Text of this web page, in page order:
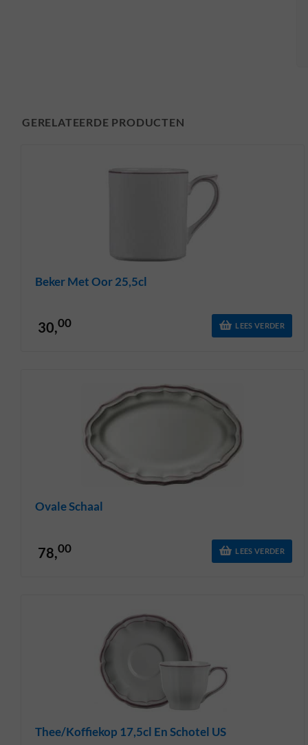
GERELATEERDE PRODUCTEN
Beker Met Oor 25,5cl
30,00 LEES VERDER
Ovale Schaal
78,00 LEES VERDER
Thee/koffiekop 17,5cl En Schotel US